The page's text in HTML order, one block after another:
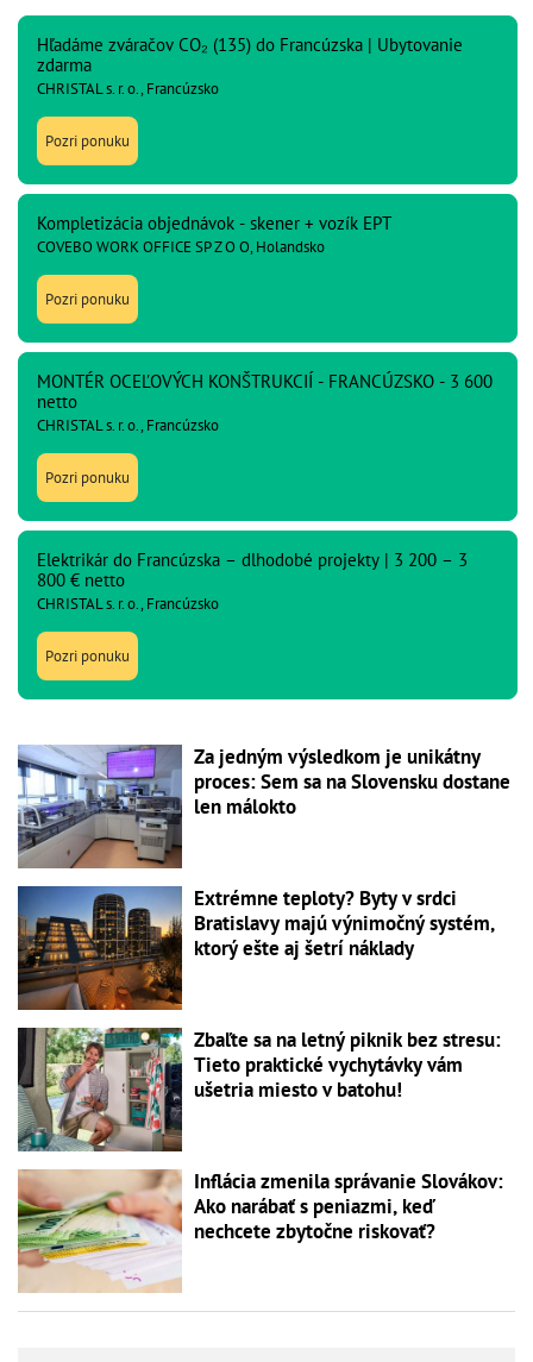
Hľadáme zváračov CO₂ (135) do Francúzska | Ubytovanie
zdarma
CHRISTAL s. r. o., Francúzsko
Pozri ponuku
Kompletizácia objednávok - skener + vozík EPT
COVEBO WORK OFFICE SP Z O O, Holandsko
Pozri ponuku
MONTÉR OCEĽOVÝCH KONŠTRUKCIÍ - FRANCÚZSKO - 3 600
netto
CHRISTAL s. r. o., Francúzsko
Pozri ponuku
Elektrikár do Francúzska – dlhodobé projekty | 3 200 – 3
800 € netto
CHRISTAL s. r. o., Francúzsko
Pozri ponuku
Za jedným výsledkom je unikátny
proces: Sem sa na Slovensku dostane
len málokto
Extrémne teploty? Byty v srdci
Bratislavy majú výnimočný systém,
ktorý ešte aj šetrí náklady
Zbaľte sa na letný piknik bez stresu:
Tieto praktické vychytávky vám
ušetria miesto v batohu!
Inflácia zmenila správanie Slovákov:
Ako narábať s peniazmi, keď
nechcete zbytočne riskovať?